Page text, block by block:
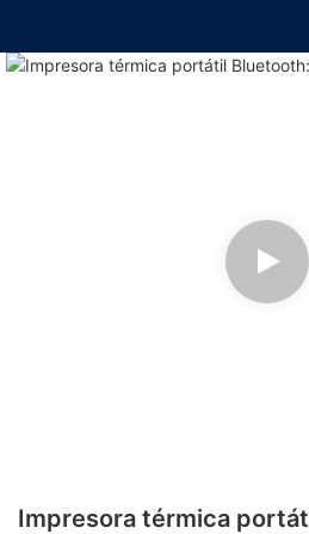
Impresora térmica